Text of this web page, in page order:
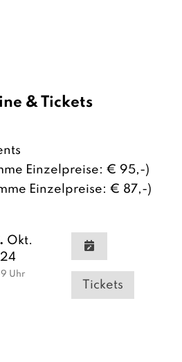
& Tickets
Einzelpreise: € 95,-)
Einzelpreise: € 87,-)
Okt.
Uhr
Tickets